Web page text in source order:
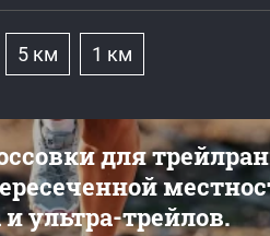
5 км 1 км
для
ультра-трейлов.